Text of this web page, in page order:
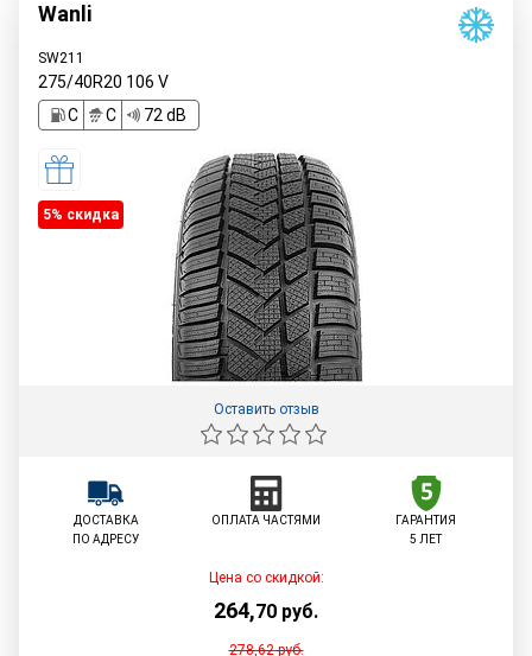
Wanli
SW211
275/40R20 106 V
C
C 72 dB
5% cкидка
Оставить отзыв
ДОСТАВКА
ПО АДРЕСУ
ОПЛАТА ЧАСТЯМИ
ГАРАНТИЯ
5 ЛЕТ
Цена со скидкой:
264,70 руб.
278,62руб.